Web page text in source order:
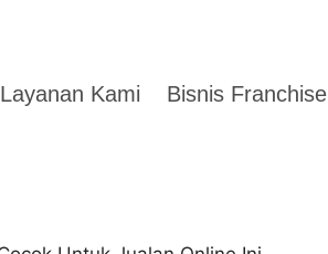
Layanan Kami Bisnis Franchise